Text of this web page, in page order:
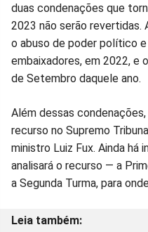
duas condenações que
2023 não serão
o abuso de poder político
embaixadores, em 2022, e
de Setembro daquele ano.
Além dessas
recurso no Supremo
ministro Luiz Fux. Ainda há
analisará o recurso — a
a Segunda Turma, para